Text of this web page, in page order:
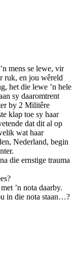
mens se lewe, vir
ruk, en jou wêreld
het die lewe ’n hele
sy daaromtrent
by 2 Militêre
klap toe sy haar
dat dit al op
wat haar
Nederland, begin
die ernstige trauma
’n nota daarby.
in die nota staan…?